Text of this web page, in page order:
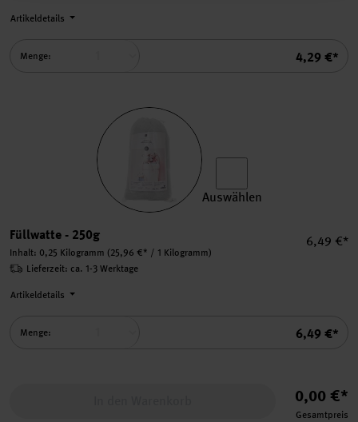
Summe
4,29 €*
Artikeldetails
Menge:
Auswählen
Füllwatte - 250g
Inhalt: 0,25 Kilogramm (25,96 €* / 1 Kilogramm)
6,49 €*
Summe
6,49 €*
Lieferzeit: ca. 1-3 Werktage
Artikeldetails
Menge:
0,00 €*
Gesamtpreis